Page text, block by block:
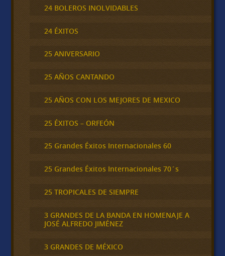
24 BOLEROS INOLVIDABLES
24 ÉXITOS
25 ANIVERSARIO
25 AÑOS CANTANDO
25 AÑOS CON LOS MEJORES DE MEXICO
25 ÉXITOS – ORFEÓN
25 Grandes Éxitos Internacionales 60
25 Grandes Éxitos Internacionales 70´s
25 TROPICALES DE SIEMPRE
3 GRANDES DE LA BANDA EN HOMENAJE A
JOSÉ ALFREDO JIMÉNEZ
3 GRANDES DE MÉXICO